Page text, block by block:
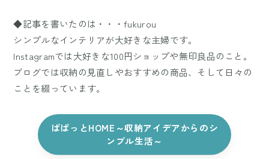
◆記事を書いたのは・・・fukurou
シンプルなインテリアが大好きな主婦です。
Instagramでは大好きな100円ショップや無印良品のこと。
ブログでは収納の見直しやおすすめの商品、そして日々の
ことを綴っています。
ぱぱっとHOME～収納アイデアからのシ
ンプル生活～